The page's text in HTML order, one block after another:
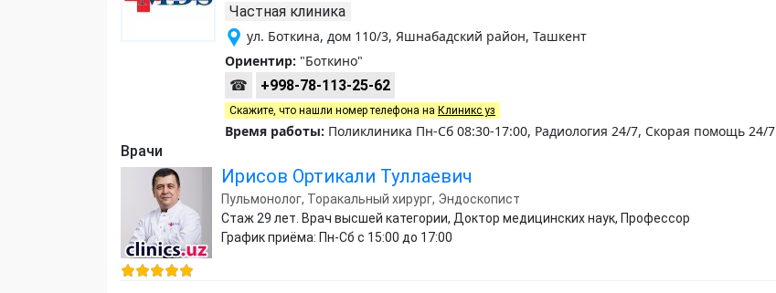
Частная клиника
ул. Боткина, дом 110/3, Яшнабадский район, Ташкент
Ориентир: "Боткино"
☎
+998-78-113-25-62
Скажите, что нашли номер телефона на Клиникс уз
Время работы: Поликлиника Пн-Сб 08:30-17:00, Радиология 24/7, Скорая помощь 24/7
Врачи
Ирисов Ортикали Туллаевич
Пульмонолог, Торакальный хирург, Эндоскопист
Стаж 29 лет. Врач высшей категории, Доктор медицинских наук, Профессор
График приёма: Пн-Сб с 15:00 до 17:00